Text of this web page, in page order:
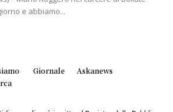
e abbiamo...
Giornale
Askanews